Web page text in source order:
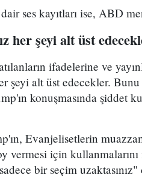
ses kayıtları ise, ABD
her şeyi alt üst
ifadelerine ve
şeyi alt üst edecekler.
konuşmasında şiddet
Evanjelisetlerin
vermesi için
bir seçim uzaktasınız"